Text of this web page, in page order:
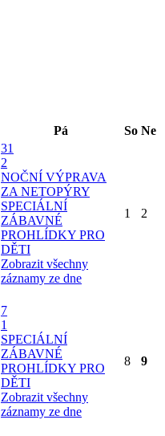
Pá So Ne
31
2
NOČNÍ VÝPRAVA
ZA NETOPÝRY
SPECIÁLNÍ
ZÁBAVNÉ
PROHLÍDKY PRO
DĚTI
Zobrazit všechny
záznamy ze dne
1 2
7
1
SPECIÁLNÍ
ZÁBAVNÉ
PROHLÍDKY PRO
DĚTI
Zobrazit všechny
záznamy ze dne
8 9